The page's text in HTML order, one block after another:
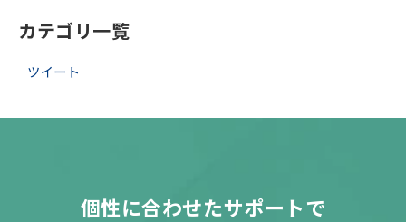
カテゴリ一覧
ツイート
個性に合わせたサポートで